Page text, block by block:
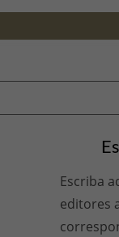
Escriba
editores